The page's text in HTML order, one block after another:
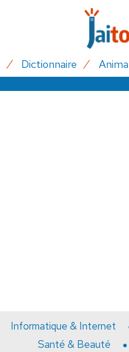
Dictionnaire
Informatique & Internet
Santé & Beauté